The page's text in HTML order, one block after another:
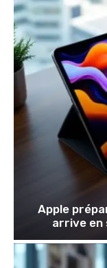
Apple
arrive en